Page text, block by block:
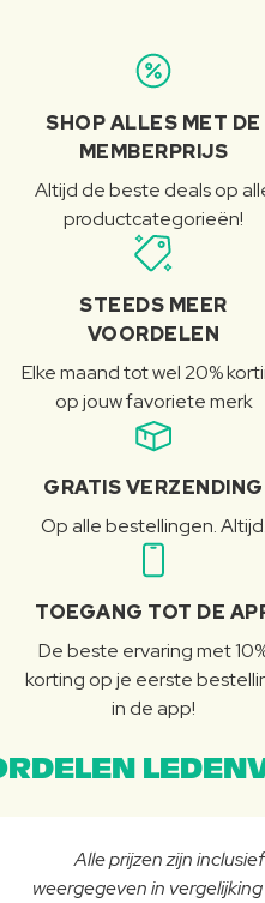
SHOP ALLES MET DE
MEMBERPRIJS
Altijd de beste deals op
productcategorieën!
STEEDS MEER
VOORDELEN
Elke maand tot wel 20%
op jouw favoriete merk
GRATIS VERZENDING
Op alle bestellingen. Altijd.
TOEGANG TOT DE
De beste ervaring met
korting op je eerste
in de app!
Alle prijzen zijn
weergegeven in